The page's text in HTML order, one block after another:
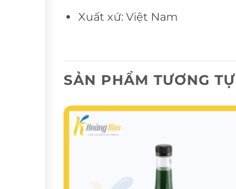
Xuất xứ: Việt Nam
SẢN PHẨM TƯƠNG TỰ